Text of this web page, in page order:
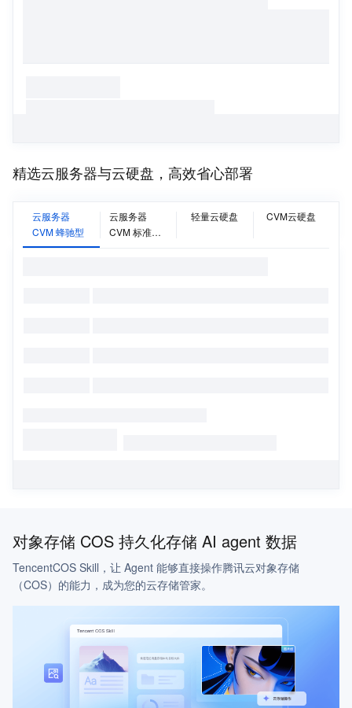
精选云服务器与云硬盘，高效省心部署
云服务器
CVM 蜂驰型
云服务器
CVM 标准型
轻量云硬盘 CVM云硬盘
对象存储 COS 持久化存储 AI agent 数据
TencentCOS Skill，让 Agent 能够直接操作腾讯云对象存储
（COS）的能力，成为您的云存储管家。